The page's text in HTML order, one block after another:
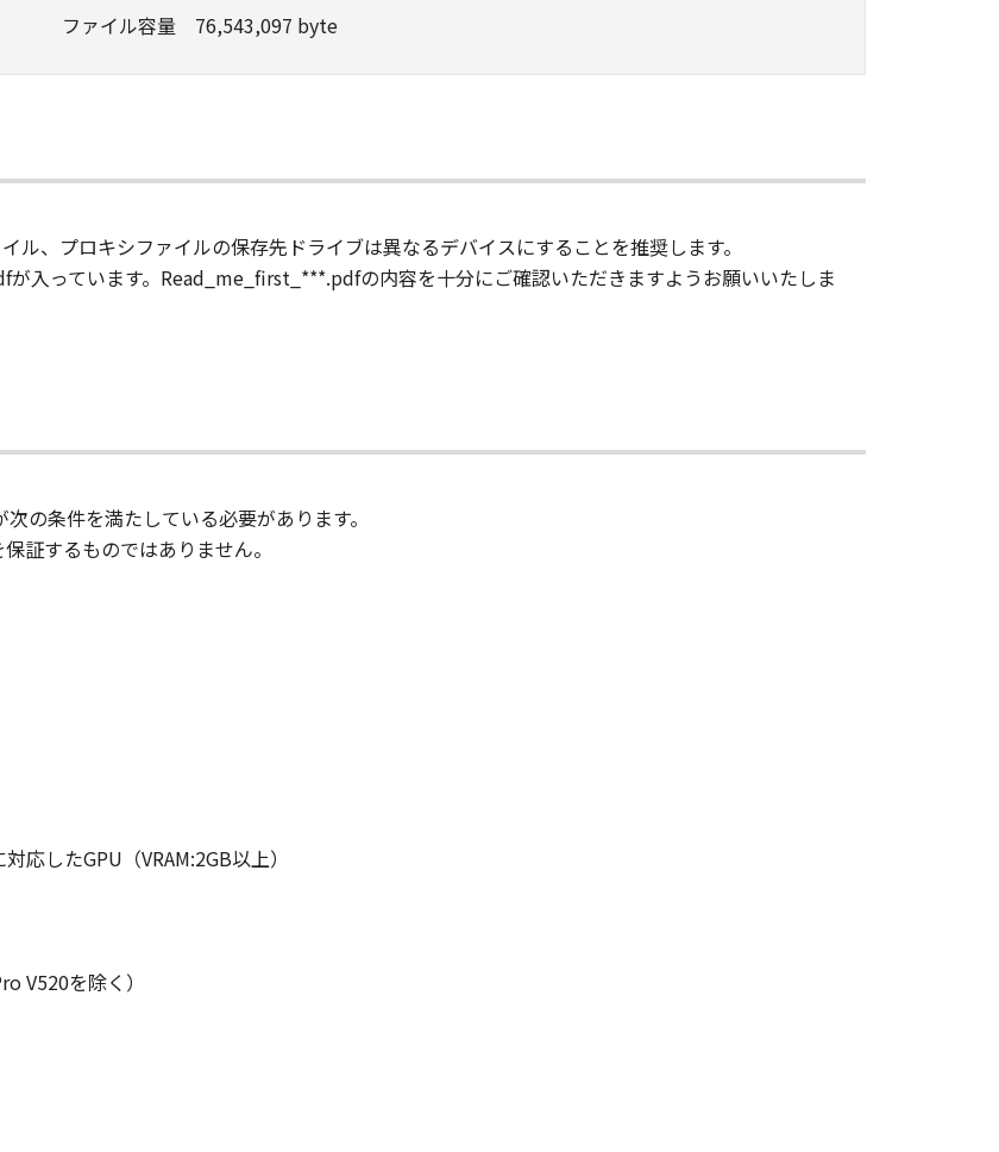
ファイル容量 76,543,097 byte
ル、プロキシファイルの保存先ドライブは異なるデバイスにすることを推奨します。
入っています。Read_me_first_***.pdfの内容を十分にご確認いただきますようお願いいたしま
の条件を満たしている必要があります。
証するものではありません。
したGPU（VRAM:2GB以上）
V520を除く）